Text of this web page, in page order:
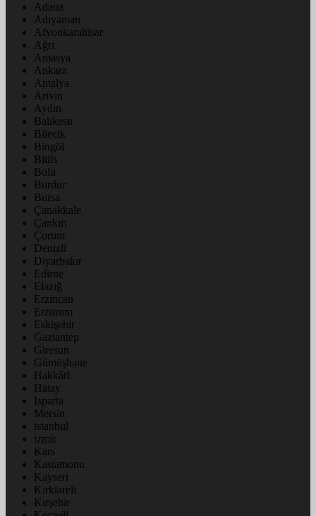
Adana
Adıyaman
Afyonkarahisar
Ağrı
Amasya
Ankara
Antalya
Artvin
Aydın
Balıkesir
Bilecik
Bingöl
Bitlis
Bolu
Burdur
Bursa
Çanakkale
Çankırı
Çorum
Denizli
Diyarbakır
Edirne
Elazığ
Erzincan
Erzurum
Eskişehir
Gaziantep
Giresun
Gümüşhane
Hakkâri
Hatay
Isparta
Mersin
istanbul
izmir
Kars
Kastamonu
Kayseri
Kırklareli
Kırşehir